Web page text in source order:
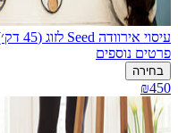
עיסוי אירוודה Seed לזוג (45 דק׳)
פרטים נוספים
בחירה
₪450